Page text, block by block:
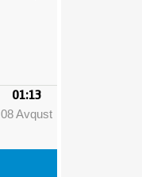
01:13
08 Avqust